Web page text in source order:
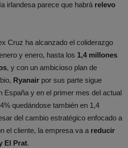
irlandesa parece que habrá relevo
Cruz ha alcanzado el coliderazgo
y enero, hasta los 1,4 millones
, y con un ambicioso plan de
Ryanair por sus parte sigue
España y en el primer mes del actual
quedándose también en 1,4
del cambio estratégico enfocado a
el cliente, la empresa va a reducir
El Prat.